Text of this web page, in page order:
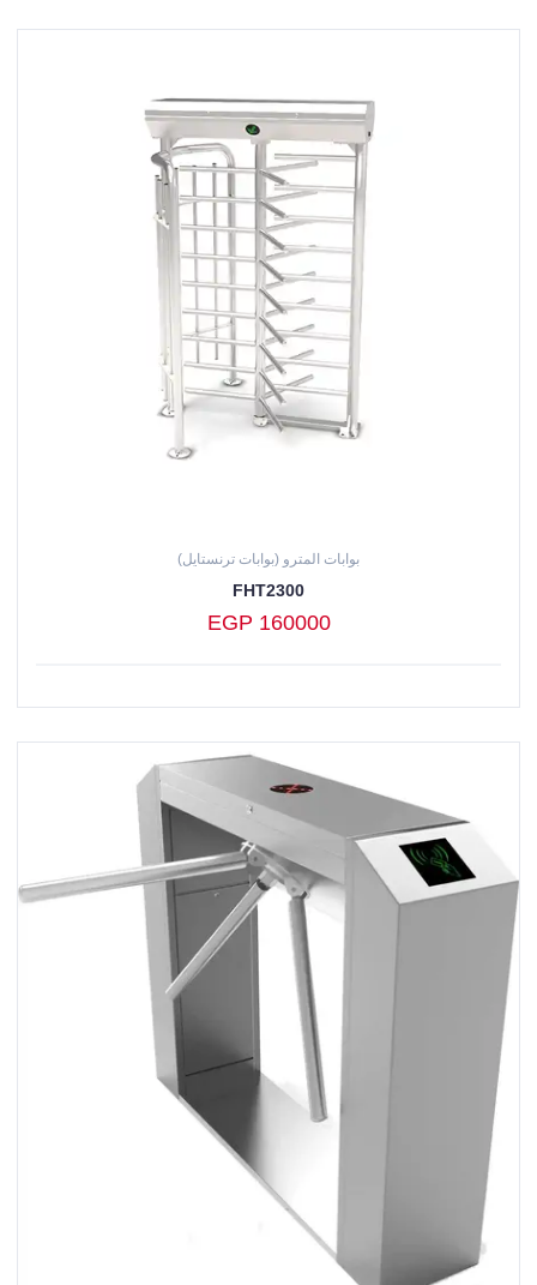
بوابات المترو (بوابات ترنستايل)
FHT2300
EGP 160000